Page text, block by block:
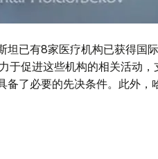
坦已有8家医疗机构已获得国
促进这些机构的相关活动，
备了必要的先决条件。此外，